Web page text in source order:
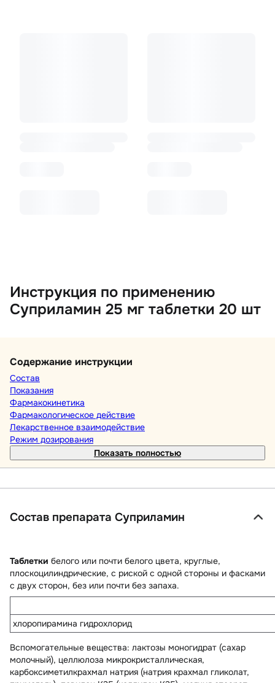
Инструкция по применению
Суприламин 25 мг таблетки 20 шт
Содержание инструкции
Состав
Показания
Фармакокинетика
Фармакологическое действие
Лекарственное взаимодействие
Режим дозирования
Показать полностью
Состав препарата Суприламин
Таблетки белого или почти белого цвета, круглые,
плоскоцилиндрические, с риской с одной стороны и фасками
с двух сторон, без или почти без запаха.
хлоропирамина гидрохлорид
Вспомогательные вещества: лактозы моногидрат (сахар
молочный), целлюлоза микрокристаллическая,
карбоксиметилкрахмал натрия (натрия крахмал гликолат,